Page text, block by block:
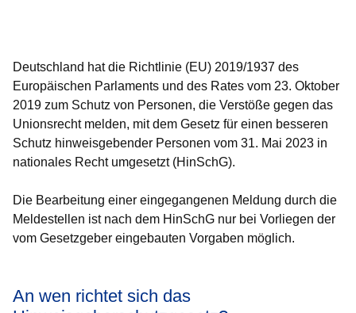
Deutschland hat die Richtlinie (EU) 2019/1937 des
Europäischen Parlaments und des Rates vom 23. Oktober
2019 zum Schutz von Personen, die Verstöße gegen das
Unionsrecht melden, mit dem Gesetz für einen besseren
Schutz hinweisgebender Personen vom 31. Mai 2023 in
nationales Recht umgesetzt (HinSchG).
Die Bearbeitung einer eingegangenen Meldung durch die
Meldestellen ist nach dem HinSchG nur bei Vorliegen der
vom Gesetzgeber eingebauten Vorgaben möglich.
An wen richtet sich das